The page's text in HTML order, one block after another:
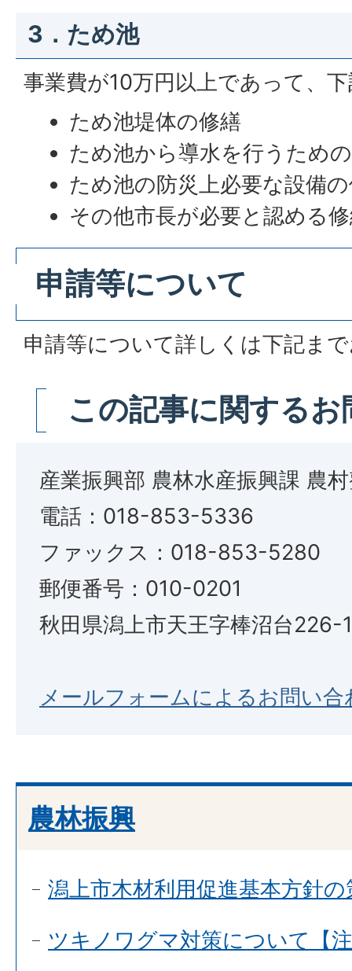
3．ため池
事業費が10万円以上であって、
ため池堤体の修繕
ため池から導水を行うため
ため池の防災上必要な設備
その他市長が必要と認める
申請等について
申請等について詳しくは下記ま
この記事に関する
産業振興部 農林水産振興課 農
電話：018-853-5336
ファックス：018-853-5280
郵便番号：010-0201
秋田県潟上市天王字棒沼台226-1
メールフォームによるお問い合
農林振興
潟上市木材利用促進基本方針の
ツキノワグマ対策について【